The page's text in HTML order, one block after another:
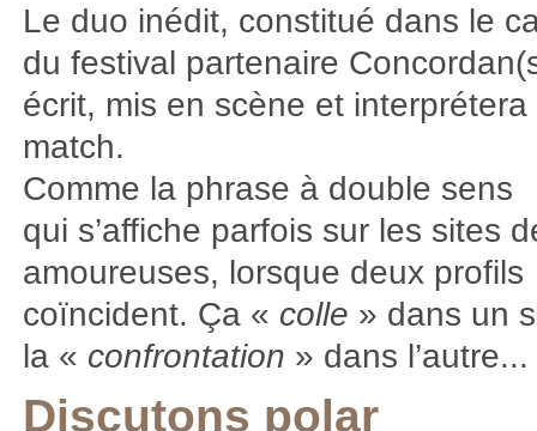
Le duo inédit, constitué dans le
du festival partenaire
écrit, mis en scène et interprétera
match.
Comme la phrase à double sens
qui s’affiche parfois sur les sites
amoureuses, lorsque deux profils
coïncident. Ça « colle » dans un
la « confrontation » dans l’autre...
Discutons polar